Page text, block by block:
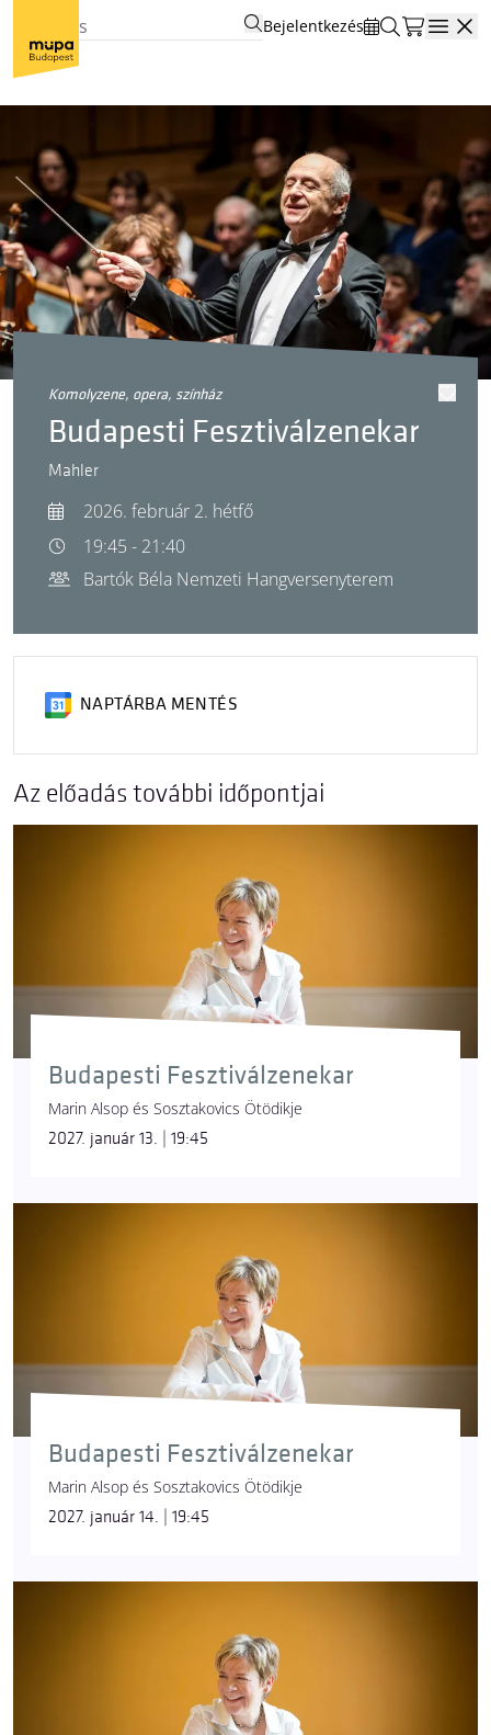
Bejelentkezés
komolyzene, opera, színház
Budapesti Fesztiválzenekar
Mahler
2026. február 2. hétfő
19:45 - 21:40
Bartók Béla Nemzeti Hangversenyterem
NAPTÁRBA MENTÉS
Az előadás további időpontjai
Budapesti Fesztiválzenekar
Marin Alsop és Sosztakovics Ötödikje
2027. január 13. | 19:45
Budapesti Fesztiválzenekar
Marin Alsop és Sosztakovics Ötödikje
2027. január 14. | 19:45